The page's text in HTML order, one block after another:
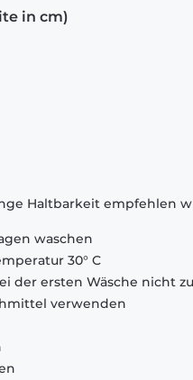
in cm)
Haltbarkeit empfehlen
waschen
30° C
der ersten Wäsche nicht
verwenden